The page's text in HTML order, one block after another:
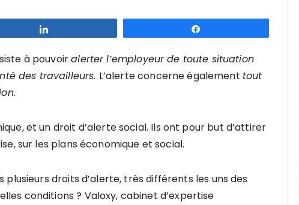
à pouvoiralerter l’employeur de toute situation
des travailleurs. L’alerte concerne également tout
.
et un droit d’alerte social. Ils ont pour but d’attirer
sur les plans économique et social.
plusieurs droits d’alerte, très différents les uns des
conditions ? Valoxy, cabinet d’expertise